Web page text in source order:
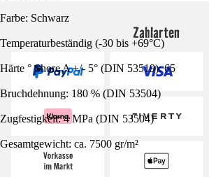
Farbe: Schwarz
Temperaturbeständig (-30 bis +69°C)
Härte ° Shore A +/- 5° (DIN 53519): 65
Bruchdehnung: 180 % (DIN 53504)
Zugfestigkeit: 4 MPa (DIN 53504)
Gesamtgewicht: ca. 7500 gr/m²
Zahlarten